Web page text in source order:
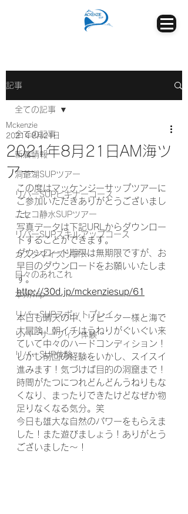
記事
全ての記事
新着情報
洞爺湖SUPツアー
リバーSUPビギナーコース
ニセコ静水SUPツアー
リバーSUPスキルアップコース
カスタマイズツアー
日々のあれこれ
本州Trip
リバーSUPスポットプレイ
リバーサーフィン体験
リバーSUP体験
全ての記事
2021年8月21日AM海ツ
アー
Mckenzie
2021年8月21日
この度はマッケンジーサップツアーに
ご参加いただきありがとうございまし
た。
写真データは下記URLからダウンロー
ドすることができます。
ダウンロード期限は無期限ですが、お
早目のダウンロードをお願いいたしま
す。
http://30d.jp/mckenziesup/61
本日も晴天の中、リピーター様と海で
大冒険！朝イチはうねりがぐいぐい来
ていて中々のハードコンディション！
しかし前回の経験をいかし、スイスイ
進みます！気づけば目的の洞窟まで！
時間がたつにつれどんどんうねりもな
くなり、まったりできたけどなぜか物
足りなくなる気分。笑
今日も雄大な自然のパワーをもらえま
した！また遊びましょう！ありがとう
ございました～！